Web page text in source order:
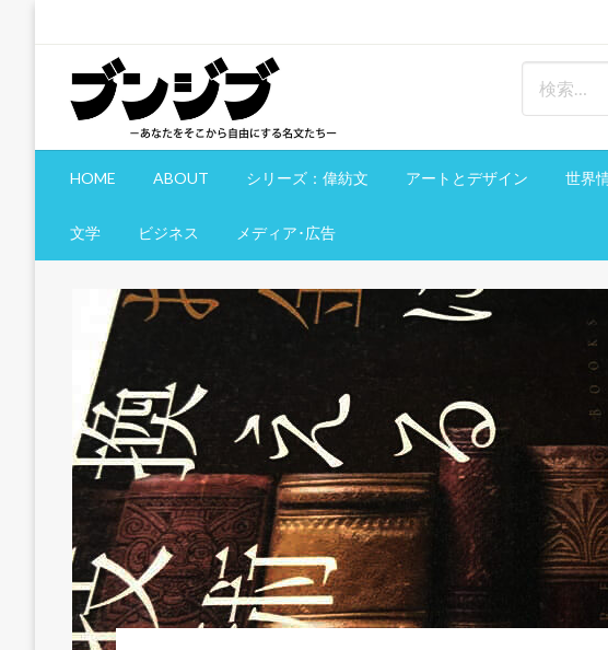
ブンジブ
文慈部：あなたをそこから自由にする名文たち
HOME ABOUT シリーズ：偉紡文 アートとデザイン 世界
文学 ビジネス メディア･広告